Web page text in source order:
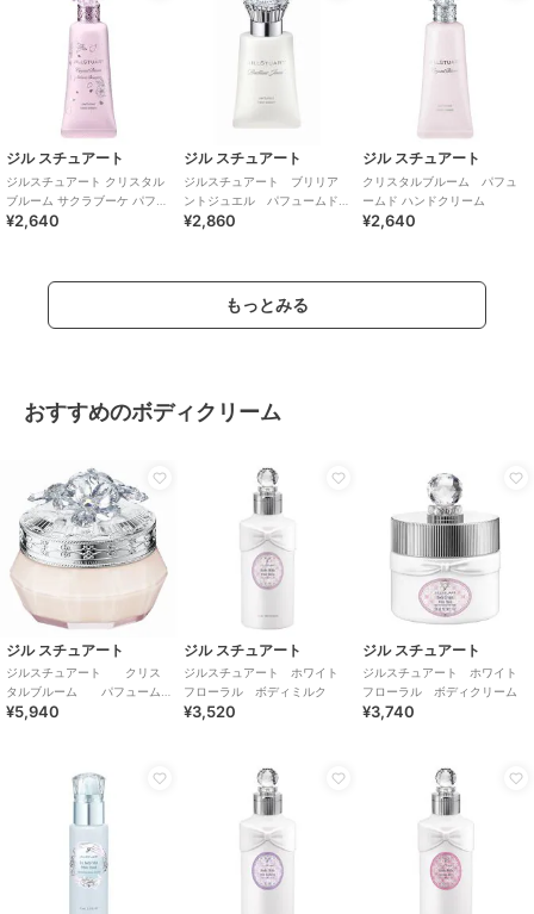
ジル スチュアート
ジルスチュアート クリスタル
ブルーム サクラブーケ パフュ
ームド ハンドクリーム＜限定
¥2,640
ジル スチュアート
ジルスチュアート ブリリア
ントジュエル パフュームド
ハンドクリーム
¥2,860
ジル スチュアート
クリスタルブルーム パフュ
ームド ハンドクリーム
¥2,640
もっとみる
おすすめのボディクリーム
ジル スチュアート
ジルスチュアート クリス
タルブルーム パフューム
ド ボディクリーム
¥5,940
ジル スチュアート
ジルスチュアート ホワイト
フローラル ボディミルク
¥3,520
ジル スチュアート
ジルスチュアート ホワイト
フローラル ボディクリーム
¥3,740